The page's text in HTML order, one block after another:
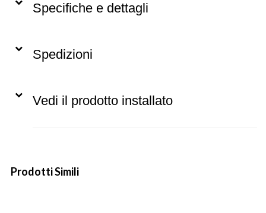
Specifiche e dettagli
Spedizioni
Vedi il prodotto installato
Prodotti Simili